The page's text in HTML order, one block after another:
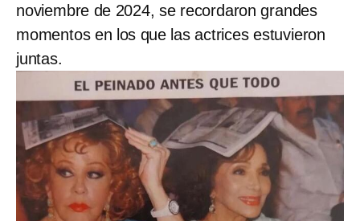
noviembre de 2024, se recordaron grandes
momentos en los que las actrices estuvieron
juntas.